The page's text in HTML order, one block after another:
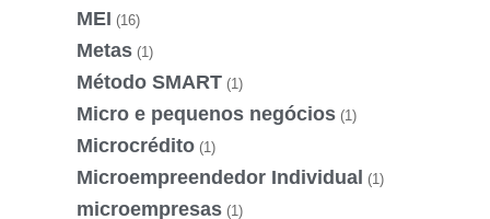
MEI (16)
Metas (1)
Método SMART (1)
Micro e pequenos negócios (1)
Microcrédito (1)
Microempreendedor Individual (1)
microempresas (1)